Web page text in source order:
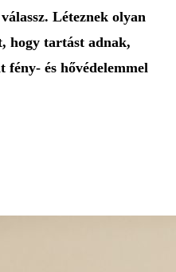
Léteznek olyan
hogy tartást adnak,
és hővédelemmel